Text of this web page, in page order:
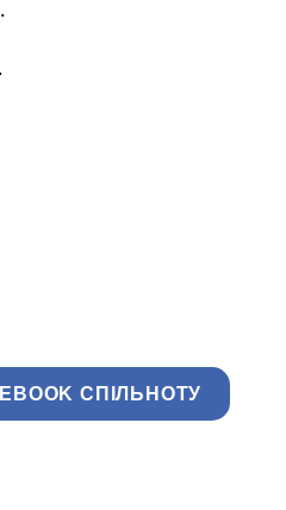
СПІЛЬНОТУ